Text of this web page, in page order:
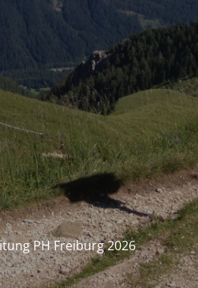
PH Freiburg 2026